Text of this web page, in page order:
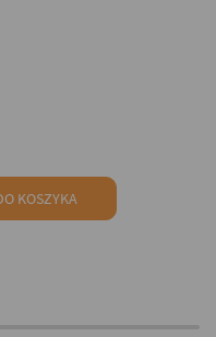
KOSZYKA